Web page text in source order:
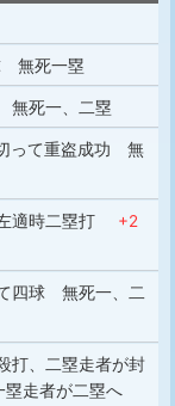
無死一塁
無死一、二塁
って重盗成功 無
適時二塁打 +2
四球 無死一、二
打、二塁走者が封
塁走者が二塁へ